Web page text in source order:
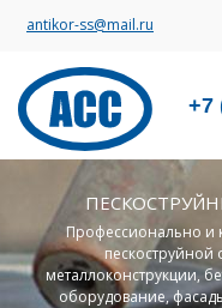
antikor-ss@mail.ru
+7
Профессионально и
пескоструйной
металлоконструкции,
оборудование,